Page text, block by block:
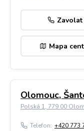
Zavolat
Mapa
Olomouc,
Polská 1, 779 00
Telefon: +420 773